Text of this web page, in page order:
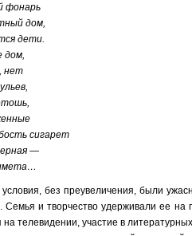
фонарь
дом,
дети.
дом,
нет
сигарет
—
без преувеличения, были
Семья и творчество удерживали ее
на телевидении, участие в